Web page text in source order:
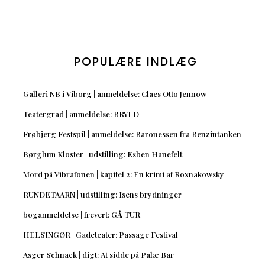
POPULÆRE INDLÆG
Galleri NB i Viborg | anmeldelse: Claes Otto Jennow
Teatergrad | anmeldelse: BRYLD
Frøbjerg Festspil | anmeldelse: Baronessen fra Benzintanken
Børglum Kloster | udstilling: Esben Hanefelt
Mord på Vibrafonen | kapitel 2: En krimi af Roxnakowsky
RUNDETAARN | udstilling: Isens brydninger
boganmeldelse | frevert: GÅ TUR
HELSINGØR | Gadeteater: Passage Festival
Asger Schnack | digt: At sidde på Palæ Bar